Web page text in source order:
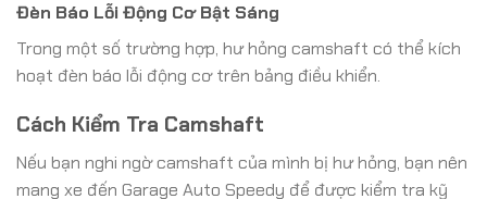
Đèn Báo Lỗi Động Cơ Bật Sáng
Trong một số trường hợp, hư hỏng camshaft có thể kích
hoạt đèn báo lỗi động cơ trên bảng điều khiển.
Cách Kiểm Tra Camshaft
Nếu bạn nghi ngờ camshaft của mình bị hư hỏng, bạn nên
mang xe đến Garage Auto Speedy để được kiểm tra kỹ